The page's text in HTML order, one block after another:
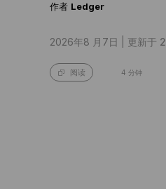
作者 Ledger
2026年8 月7日 | 更新于
阅读 4 分钟